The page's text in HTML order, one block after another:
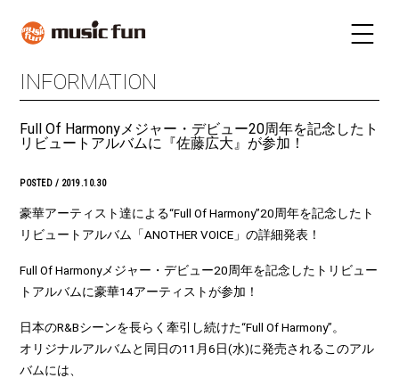
LIVE SCHEDULE
STAY INFORMATION
MAIL MAGAZINE
INFORMATION
Full Of Harmonyメジャー・デビュー20周年を記念したト
リビュートアルバムに『佐藤広大』が参加！
POSTED / 2019.10.30
豪華アーティスト達による“Full Of Harmony”20周年を記念したト
リビュートアルバム「ANOTHER VOICE」の詳細発表！
Full Of Harmonyメジャー・デビュー20周年を記念したトリビュー
トアルバムに豪華14アーティストが参加！
日本のR&Bシーンを長らく牽引し続けた“Full Of Harmony”。
オリジナルアルバムと同日の11月6日(水)に発売されるこのアル
バムには、